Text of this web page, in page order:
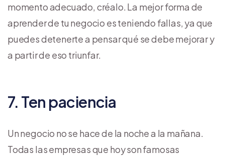
momento adecuado, créalo. La mejor forma de
aprender de tu negocio es teniendo fallas, ya que
puedes detenerte a pensar qué se debe mejorar y
a partir de eso triunfar.
7. Ten paciencia
Un negocio no se hace de la noche a la mañana.
Todas las empresas que hoy son famosas